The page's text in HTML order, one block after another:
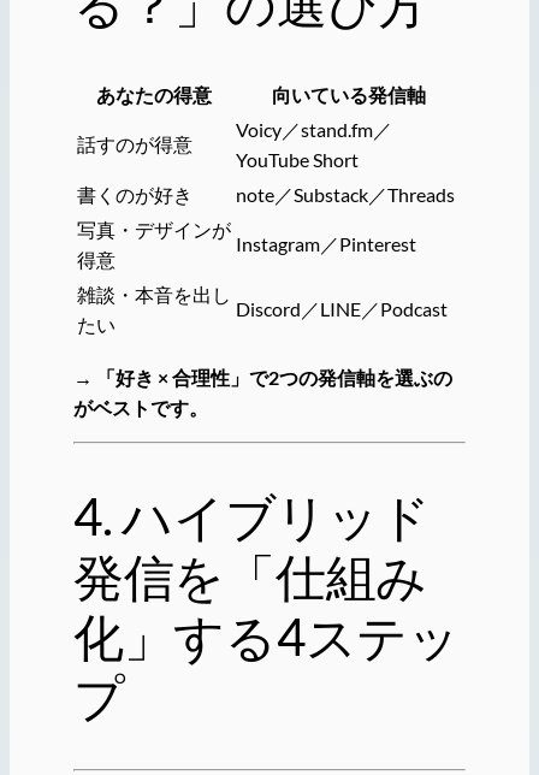
あなたの得意 向いている発信軸
話すのが得意
Voicy／stand.fm／
YouTube Short
書くのが好き
note／Substack／Threads
写真・デザインが
得意
Instagram／Pinterest
雑談・本音を出し
たい
Discord／LINE／Podcast
→
「好き × 合理性」で2つの発信軸を選ぶの
がベストです。
4. ハイブリッド
発信を「仕組み
化」する4ステッ
プ